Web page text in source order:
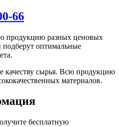
66
продукцию разных ценовых
оптимальные
качеству сырья. Всю продукцию
материалов.
бесплатную